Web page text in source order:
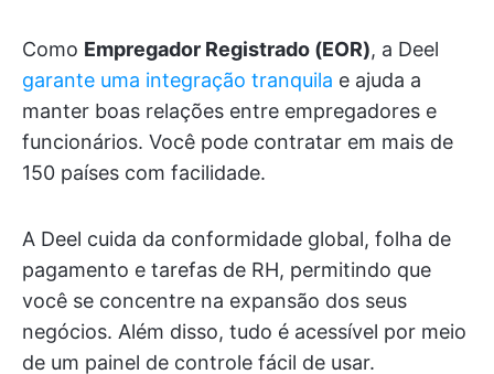
Como Empregador Registrado (EOR), a Deel
garante uma integração tranquila e ajuda a
manter boas relações entre empregadores e
funcionários. Você pode contratar em mais de
150 países com facilidade.
A Deel cuida da conformidade global, folha de
pagamento e tarefas de RH, permitindo que
você se concentre na expansão dos seus
negócios. Além disso, tudo é acessível por meio
de um painel de controle fácil de usar.